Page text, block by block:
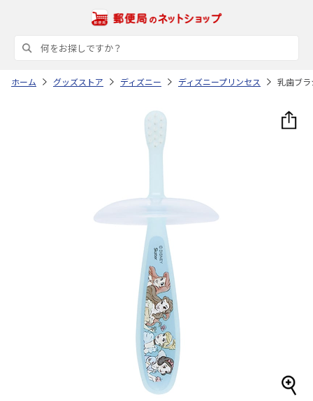
ホーム グッズストア ディズニー ディズニープリンセス 乳歯ブ